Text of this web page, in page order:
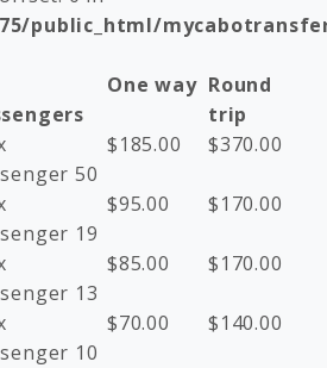
public_html/
One way Round
trip
50
$185.00 $370.00
19
$95.00 $170.00
13
$85.00 $170.00
10
$70.00 $140.00